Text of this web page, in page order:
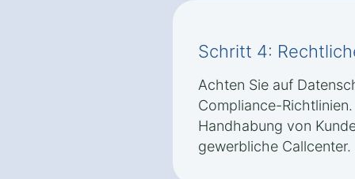
Schritt 4:
Achten Sie auf
Compliance-
Handhabung von
gewerbliche Callcenter.